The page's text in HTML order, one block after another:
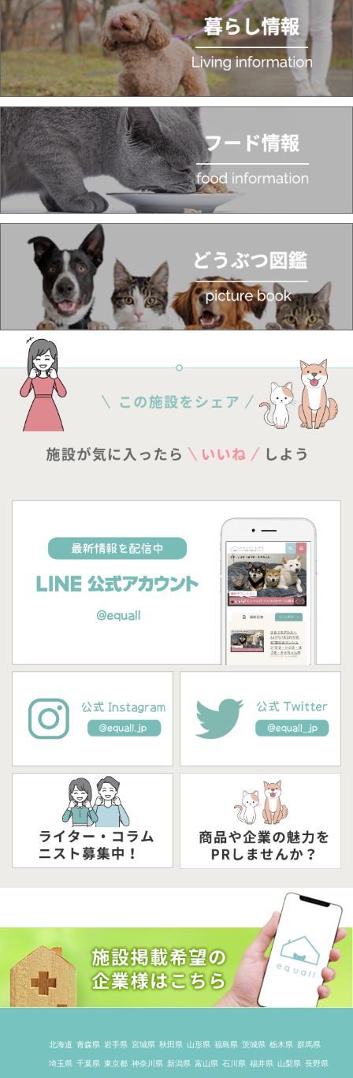
北海道 青森県 岩手県 宮城県 秋田県 山形県 福島県 茨城県 栃木県 群馬県
埼玉県 千葉県 東京都 神奈川県 新潟県 富山県 石川県 福井県 山梨県 長野県